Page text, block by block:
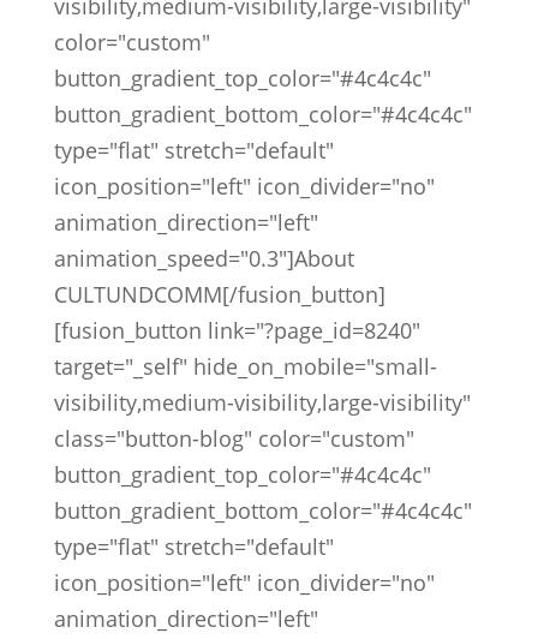
visibility,medium-visibility,large-visibility"
color="custom"
button_gradient_top_color="#4c4c4c"
button_gradient_bottom_color="#4c4c4c"
type="flat" stretch="default"
icon_position="left" icon_divider="no"
animation_direction="left"
animation_speed="0.3"]About
CULTUNDCOMM[/fusion_button]
[fusion_button link="?page_id=8240"
target="_self" hide_on_mobile="small-
visibility,medium-visibility,large-visibility"
class="button-blog" color="custom"
button_gradient_top_color="#4c4c4c"
button_gradient_bottom_color="#4c4c4c"
type="flat" stretch="default"
icon_position="left" icon_divider="no"
animation_direction="left"